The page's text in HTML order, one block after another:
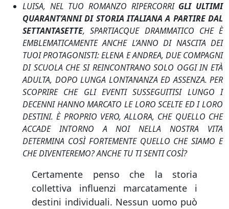
LUISA, NEL TUO ROMANZO RIPERCORRI GLI ULTIMI
QUARANT’ANNI DI STORIA ITALIANA A PARTIRE DAL
SETTANTASETTE, SPARTIACQUE DRAMMATICO CHE È
EMBLEMATICAMENTE ANCHE L’ANNO DI NASCITA DEI
TUOI PROTAGONISTI: ELENA E ANDREA, DUE COMPAGNI
DI SCUOLA CHE SI REINCONTRANO SOLO OGGI IN ETÀ
ADULTA, DOPO LUNGA LONTANANZA ED ASSENZA. PER
SCOPRIRE CHE GLI EVENTI SUSSEGUITISI LUNGO I
DECENNI HANNO MARCATO LE LORO SCELTE ED I LORO
DESTINI. È PROPRIO VERO, ALLORA, CHE QUELLO CHE
ACCADE INTORNO A NOI NELLA NOSTRA VITA
DETERMINA COSÌ FORTEMENTE QUELLO CHE SIAMO E
CHE DIVENTEREMO? ANCHE TU TI SENTI COSÌ?
Certamente penso che la storia
collettiva influenzi marcatamente i
destini individuali. Nessun uomo può